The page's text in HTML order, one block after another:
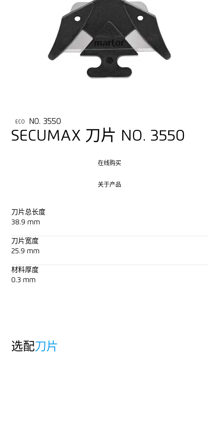
ECO NO. 3550
SECUMAX 刀片 NO. 3550
在线购买
关于产品
刀片总长度
38.9 mm
刀片宽度
25.9 mm
材料厚度
0.3 mm
选配刀片